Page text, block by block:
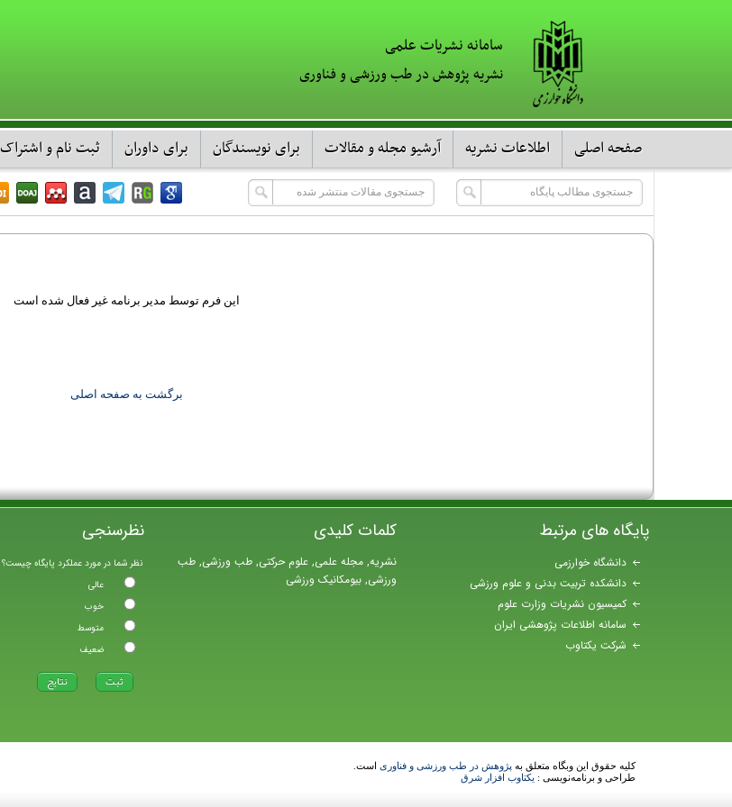
سامانه نشریات علمی
نشریه پژوهش در طب ورزشی و فناوری
صفحه اصلی اطلاعات نشریه آرشیو مجله و مقالات برای نویسندگان برای داوران ثبت نام و اشتراک
این فرم توسط مدیر برنامه غیر فعال شده است
برگشت به صفحه اصلی
پایگاه های مرتبط
دانشگاه خوارزمی
دانشکده تربیت بدنی و علوم ورزشی
کمیسیون نشریات وزارت علوم
سامانه اطلاعات پژوهشی ایران
شرکت یکتاوب
کلمات کلیدی
نشریه, مجله علمی, علوم حرکتی, طب ورزشی, طب
ورزشی, بیومکانیک ورزشی
نظرسنجی
نظر شما در مورد عملکرد پایگاه چیست؟
عالی
خوب
متوسط
ضعیف
کلیه حقوق این وبگاه متعلق به پژوهش در طب ورزشی و فناوری است.
طراحی و برنامه‌نویسی : یکتاوب افزار شرق